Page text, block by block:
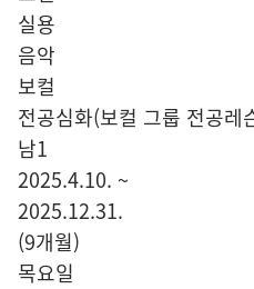
실용
음악
보컬
전공심화(보컬 그룹 전공레
남1
2025.4.10. ~
2025.12.31.
(9개월)
목요일